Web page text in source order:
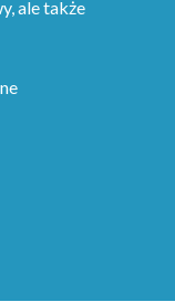
ale także